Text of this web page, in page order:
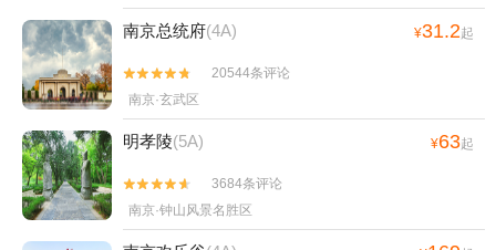
南京总统府(4A) ¥31.2起


20544条评论
南京·玄武区
明孝陵(5A) ¥63起


3684条评论
南京·钟山风景名胜区